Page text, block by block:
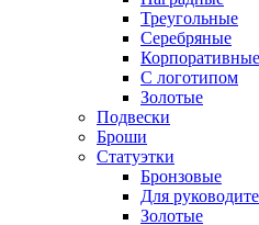
Треугольные
Серебряные
Корпоративные
С логотипом
Золотые
Подвески
Броши
Статуэтки
Бронзовые
Для
Золотые